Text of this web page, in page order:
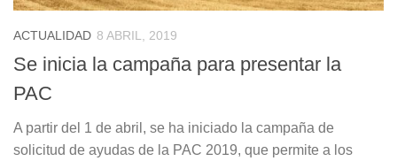
ACTUALIDAD 8 ABRIL, 2019
Se inicia la campaña para presentar la
PAC
A partir del 1 de abril, se ha iniciado la campaña de
solicitud de ayudas de la PAC 2019, que permite a los